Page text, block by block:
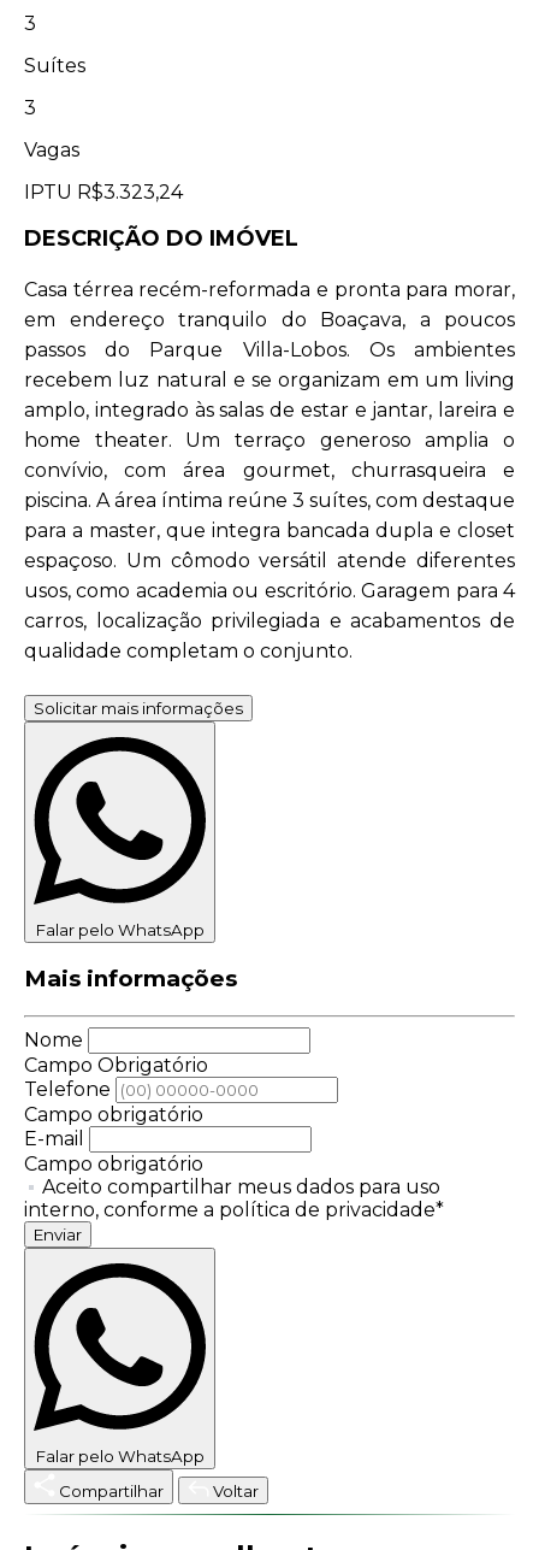
3
Suítes
3
Vagas
IPTU R$3.323,24
DESCRIÇÃO DO IMÓVEL
Casa térrea recém-reformada e pronta para morar,
em endereço tranquilo do Boaçava, a poucos
passos do Parque Villa-Lobos. Os ambientes
recebem luz natural e se organizam em um living
amplo, integrado às salas de estar e jantar, lareira e
home theater. Um terraço generoso amplia o
convívio, com área gourmet, churrasqueira e
piscina. A área íntima reúne 3 suítes, com destaque
para a master, que integra bancada dupla e closet
espaçoso. Um cômodo versátil atende diferentes
usos, como academia ou escritório. Garagem para 4
carros, localização privilegiada e acabamentos de
qualidade completam o conjunto.
Solicitar mais informações
Falar pelo WhatsApp
Mais informações
Nome
Campo Obrigatório
Telefone
Campo obrigatório
E-mail
Campo obrigatório
Aceito compartilhar meus dados para uso
interno, conforme a política de privacidade*
Enviar
Falar pelo WhatsApp
Compartilhar
Voltar